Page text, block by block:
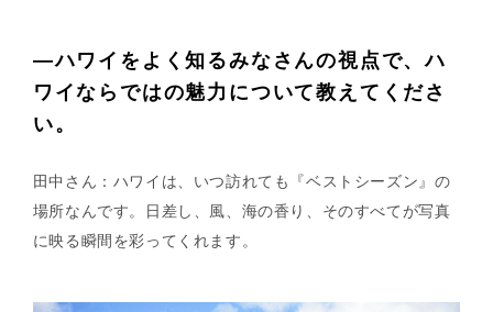
—ハワイをよく知るみなさんの視点で、ハ
ワイならではの魅力について教えてくださ
い。
田中さん：ハワイは、いつ訪れても『ベストシーズン』の
場所なんです。日差し、風、海の香り、そのすべてが写真
に映る瞬間を彩ってくれます。